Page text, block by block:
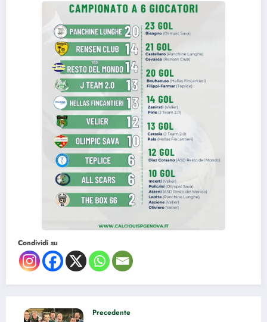
Condividi su
Precedente